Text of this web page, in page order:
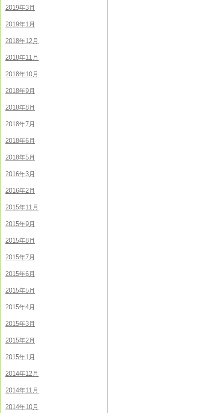
2019年3月
2019年1月
2018年12月
2018年11月
2018年10月
2018年9月
2018年8月
2018年7月
2018年6月
2018年5月
2016年3月
2016年2月
2015年11月
2015年9月
2015年8月
2015年7月
2015年6月
2015年5月
2015年4月
2015年3月
2015年2月
2015年1月
2014年12月
2014年11月
2014年10月